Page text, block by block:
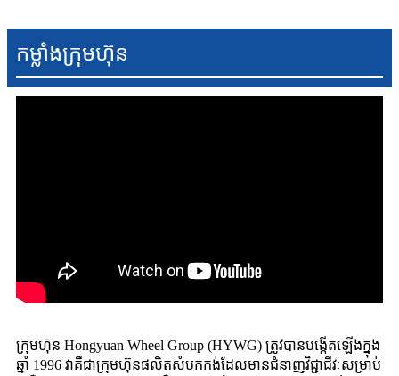
កម្លាំងក្រុមហ៊ុន
ក្រុមហ៊ុន Hongyuan Wheel Group (HYWG) ត្រូវបានបង្កើតឡើងក្នុង
ឆ្នាំ 1996 វាគឺជាក្រុមហ៊ុនផលិតសំបកកង់ដែលមានជំនាញវិជ្ជាជីវៈសម្រាប់